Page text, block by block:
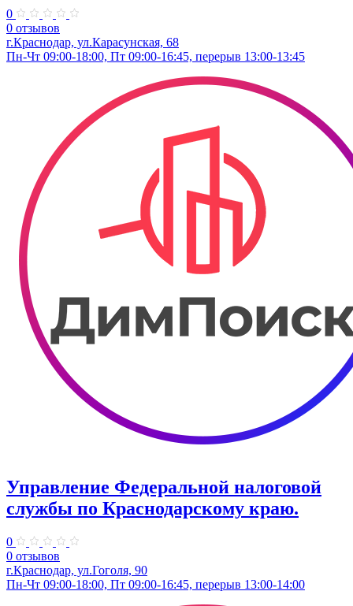
0
0 отзывов
г.Краснодар, ул.​Карасунская, 68
Пн-Чт 09:00-18:00, Пт 09:00-16:45, перерыв 13:00-13:45
Управление Федеральной налоговой
службы по Краснодарскому краю.
0
0 отзывов
г.Краснодар, ул.​Гоголя, 90
Пн-Чт 09:00-18:00, Пт 09:00-16:45, перерыв 13:00-14:00